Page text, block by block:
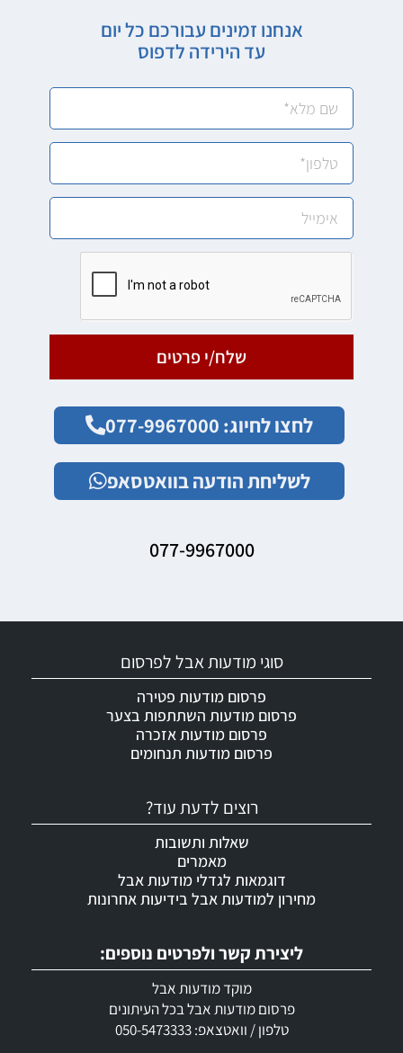
אנחנו זמינים עבורכם כל יום
עד הירידה לדפוס
שלח/י פרטים
לחצו לחיוג: 077-9967000
לשליחת הודעה בוואטסאפ
077-9967000
ליצירת קשר ולפרטים נוספים:
מוקד מודעות אבל
פרסום מודעות אבל בכל העיתונים
טלפון / וואטצאפ: 050-5473333
רוצים לדעת עוד?
שאלות ותשובות
מאמרים
דוגמאות לגדלי מודעות אבל
מחירון למודעות אבל בידיעות אחרונות
סוגי מודעות אבל לפרסום
פרסום מודעות פטירה
פרסום מודעות השתתפות בצער
פרסום מודעות אזכרה
פרסום מודעות תנחומים